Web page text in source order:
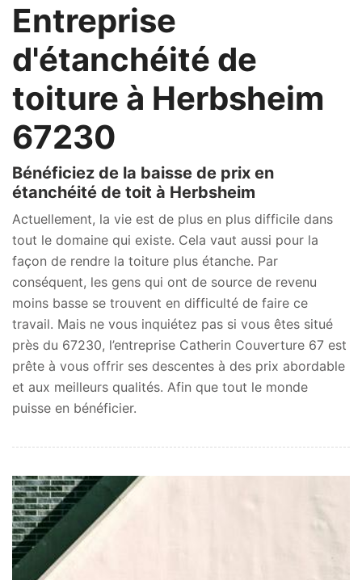
Entreprise
d'étanchéité de
toiture à Herbsheim
67230
Bénéficiez de la baisse de prix en
étanchéité de toit à Herbsheim
Actuellement, la vie est de plus en plus difficile dans
tout le domaine qui existe. Cela vaut aussi pour la
façon de rendre la toiture plus étanche. Par
conséquent, les gens qui ont de source de revenu
moins basse se trouvent en difficulté de faire ce
travail. Mais ne vous inquiétez pas si vous êtes situé
près du 67230, l’entreprise Catherin Couverture 67 est
prête à vous offrir ses descentes à des prix abordable
et aux meilleurs qualités. Afin que tout le monde
puisse en bénéficier.